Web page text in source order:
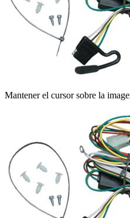
Mantener el cursor sobre la